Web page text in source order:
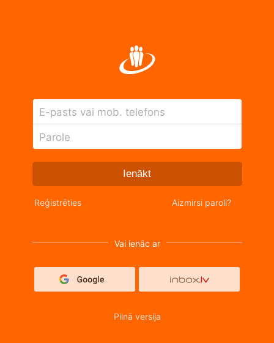
E-pasts vai mob. telefons
Parole
Ienākt
Reģistrēties Aizmirsi paroli?
Vai ienāc ar
Pilnā versija